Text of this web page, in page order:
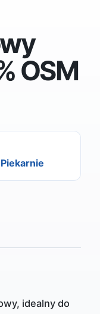
OSM
Piekarnie
idealny do